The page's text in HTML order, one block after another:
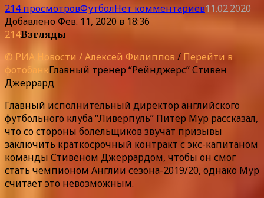
214 просмотровФутболНет комментариев11.02.2020
ДобавленоФев. 11, 2020 в 18:36
214Взгляды
© РИА Новости / Алексей Филиппов / Перейти в
фотобанкГлавный тренер “Рейнджерс” Стивен
Джеррард
Главный исполнительный директор английского
футбольного клуба “Ливерпуль” Питер Мур рассказал,
что со стороны болельщиков звучат призывы
заключить краткосрочный контракт с экс-капитаном
команды Стивеном Джеррардом, чтобы он смог
стать чемпионом Англии сезона-2019/20, однако Мур
считает это невозможным.